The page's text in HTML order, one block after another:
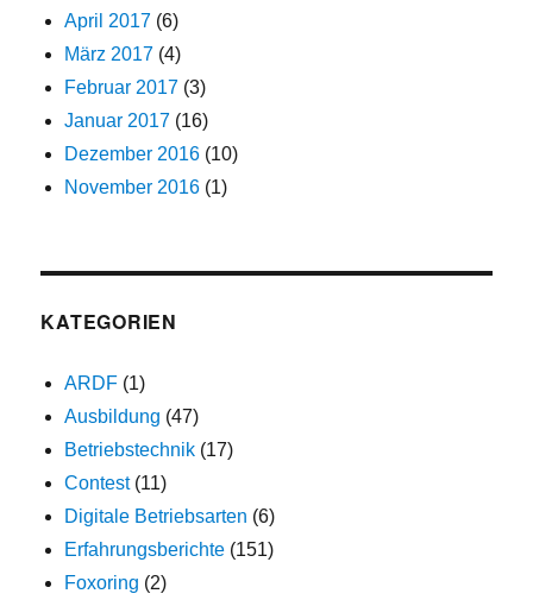
April 2017 (6)
März 2017 (4)
Februar 2017 (3)
Januar 2017 (16)
Dezember 2016 (10)
November 2016 (1)
KATEGORIEN
ARDF (1)
Ausbildung (47)
Betriebstechnik (17)
Contest(11)
Digitale Betriebsarten (6)
Erfahrungsberichte (151)
Foxoring (2)